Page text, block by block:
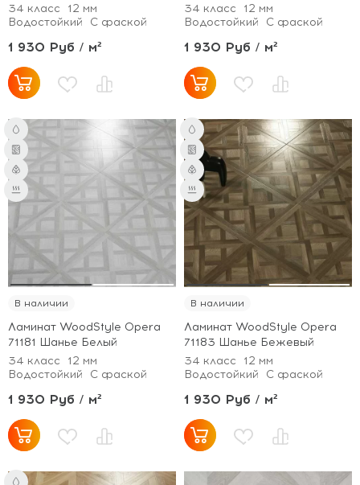
34 класс
12 мм
Водостойкий
С фаской
1 930 Руб / м²
34 класс
12 мм
Водостойкий
С фаской
1 930 Руб / м²
В наличии
Ламинат WoodStyle Opera
71181 Шанье Белый
34 класс
12 мм
Водостойкий
С фаской
1 930 Руб / м²
В наличии
Ламинат WoodStyle Opera
71183 Шанье Бежевый
34 класс
12 мм
Водостойкий
С фаской
1 930 Руб / м²